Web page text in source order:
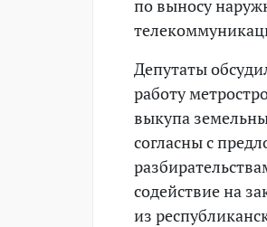
по выносу
Депутаты
работу
выкупа
согласны с
содействие на
из